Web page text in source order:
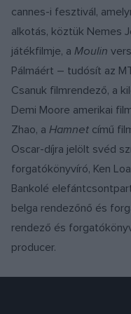
cannes-i fesztivál,
alkotás, köztük Nemes
játékfilmje, a Moulin
Pálmáért – tudósít az
Csanuk filmrendező, a
Demi Moore amerikai
Zhao, a Hamnet című
Oscar-díjra jelölt svéd
forgatókönyvíró, Ken
Bankolé
belga rendezőnő és
rendező és
producer.